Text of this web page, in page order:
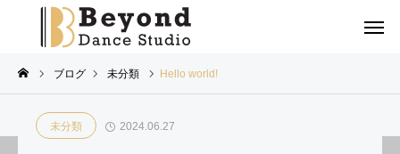
ブログ 未分類 Hello world!
未分類 2024.06.27